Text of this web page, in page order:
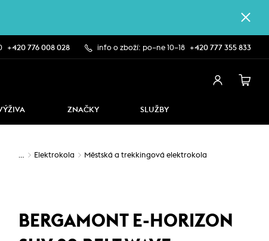
+420 776 008 028 info o zboží: po–ne 10–18 +420 777 355 833
ZNAČKY SLUŽBY
… Elektrokola Městská a trekkingová elektrokola
BERGAMONT E-HORIZON